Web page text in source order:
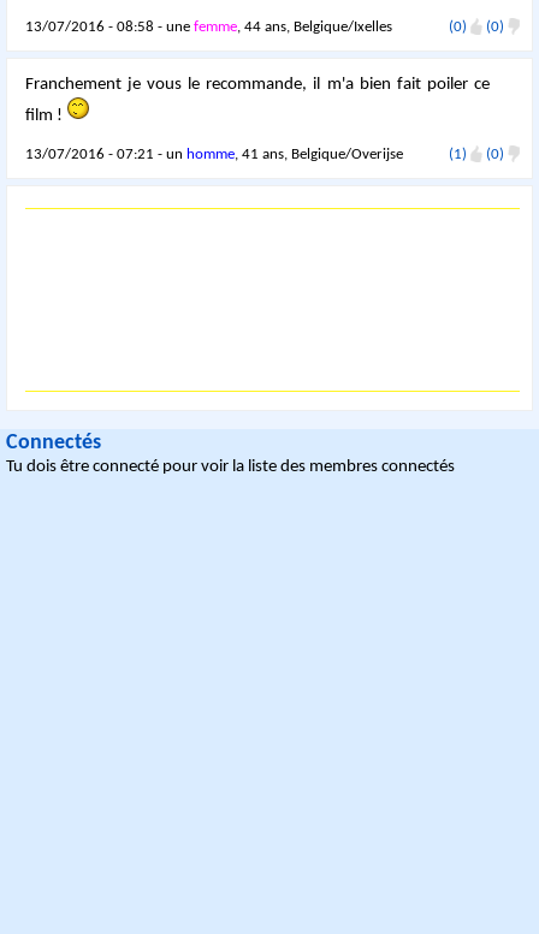
13/07/2016 - 08:58 - unefemme, 44 ans, Belgique/Ixelles (0) (0)
Franchement je vous le recommande, il m'a bien fait poiler ce
film !
13/07/2016 - 07:21 - un homme, 41 ans, Belgique/Overijse (1) (0)
Connectés
Tu dois être connecté pour voir la liste des membres connectés